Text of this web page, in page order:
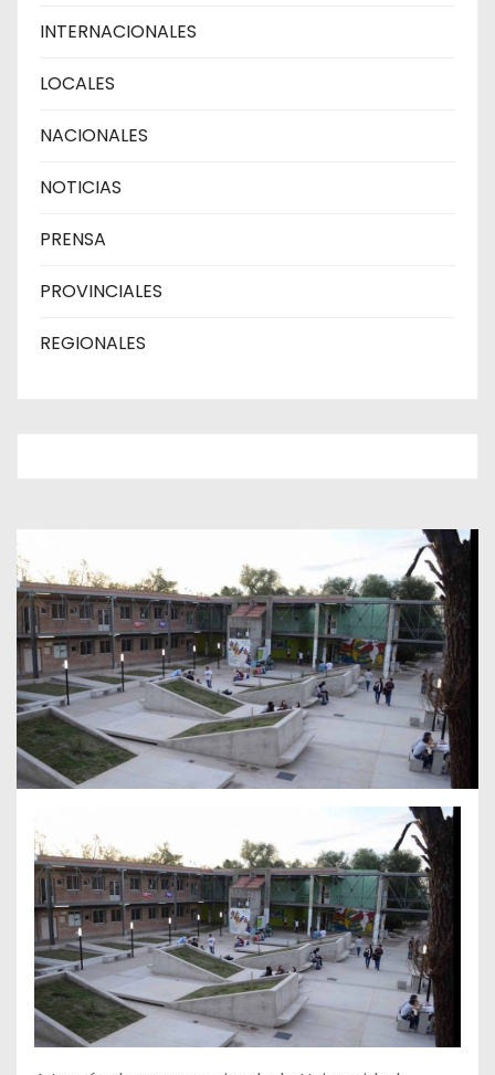
INTERNACIONALES
LOCALES
NACIONALES
NOTICIAS
PRENSA
PROVINCIALES
REGIONALES